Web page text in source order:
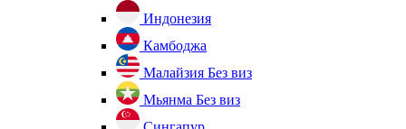
Индонезия
Камбоджа
Малайзия Без виз
Мьянма Без виз